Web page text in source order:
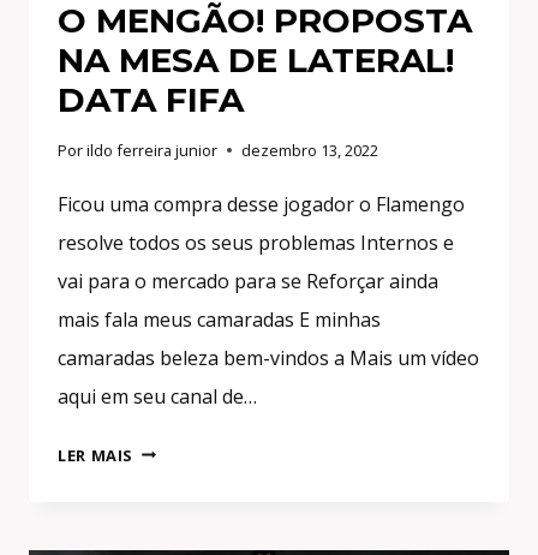
O MENGÃO! PROPOSTA
NA MESA DE LATERAL!
DATA FIFA
Porildo ferreira junior dezembro 13, 2022
Ficou uma compra desse jogador o Flamengo
resolve todos os seus problemas Internos e
vai para o mercado para se Reforçar ainda
mais fala meus camaradas E minhas
camaradas beleza bem-vindos a Mais um vídeo
aqui em seu canal de…
LER MAIS FLAMENGO